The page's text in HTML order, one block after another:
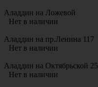
Аладдин на Ложевой
Нет в наличии
Аладдин на пр.Ленина 117
Нет в наличии
Аладдин на Октябрьской 25
Нет в наличии